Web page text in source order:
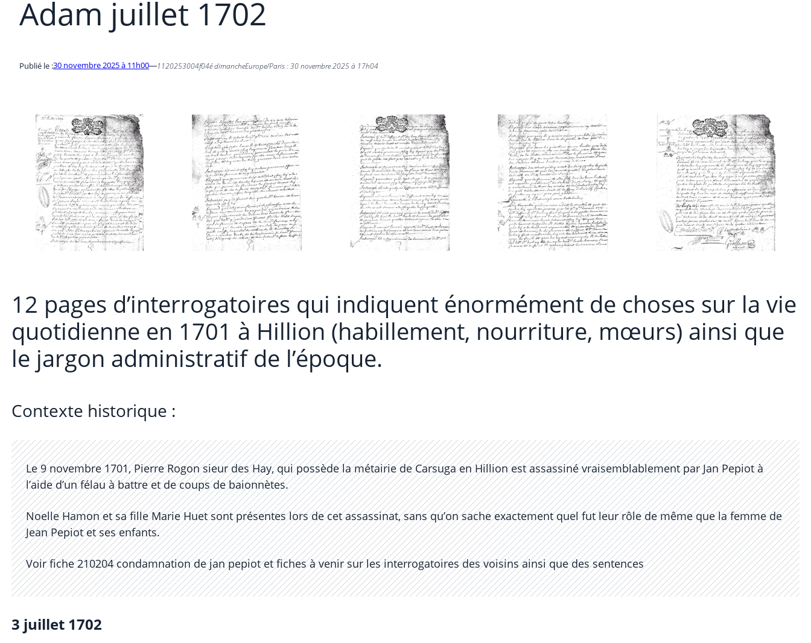
Adam juillet 1702
Publié le :30 novembre 2025 à 11h00—1120253004f04é dimancheEurope/Paris : 30 novembre 2025 à 17h04
12 pages d’interrogatoires qui indiquent énormément de choses sur la vie
quotidienne en 1701 à Hillion (habillement, nourriture, mœurs) ainsi que
le jargon administratif de l’époque.
Contexte historique :
Le 9 novembre 1701, Pierre Rogon sieur des Hay, qui possède la métairie de Carsuga en Hillion est assassiné vraisemblablement par Jan Pepiot à
l’aide d’un félau à battre et de coups de baionnètes.
Noelle Hamon et sa fille Marie Huet sont présentes lors de cet assassinat, sans qu’on sache exactement quel fut leur rôle de même que la femme de
Jean Pepiot et ses enfants.
Voir fiche 210204 condamnation de jan pepiot et fiches à venir sur les interrogatoires des voisins ainsi que des sentences
3 juillet 1702